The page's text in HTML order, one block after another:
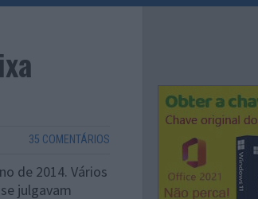
35 COMENTÁRIOS
de 2014. Vários
julgavam